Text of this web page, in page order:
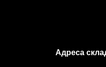
Адреса